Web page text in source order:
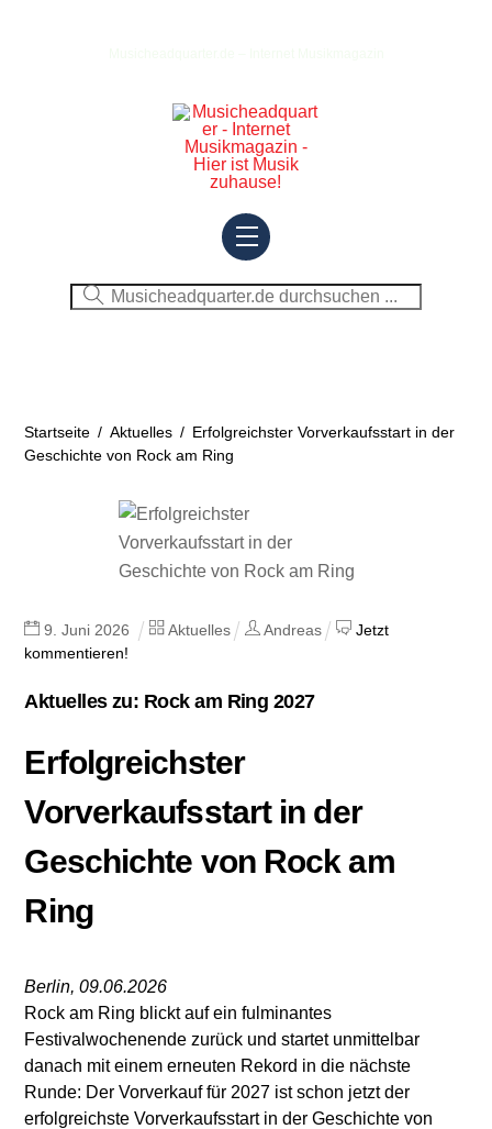
Menu
Startseite / Aktuelles / Erfolgreichster Vorverkaufsstart in der
Geschichte von Rock am Ring
9 .Juni 2026 Aktuelles Andreas
Jetzt
kommentieren!
Aktuelles zu: Rock am Ring 2027
Erfolgreichster
Vorverkaufsstart in der
Geschichte von Rock am
Ring
Berlin, 09.06.2026
Rock am Ring blickt auf ein fulminantes
Festivalwochenende zurück und startet unmittelbar
danach mit einem erneuten Rekord in die nächste
Runde: Der Vorverkauf für 2027 ist schon jetzt der
erfolgreichste Vorverkaufsstart in der Geschichte von